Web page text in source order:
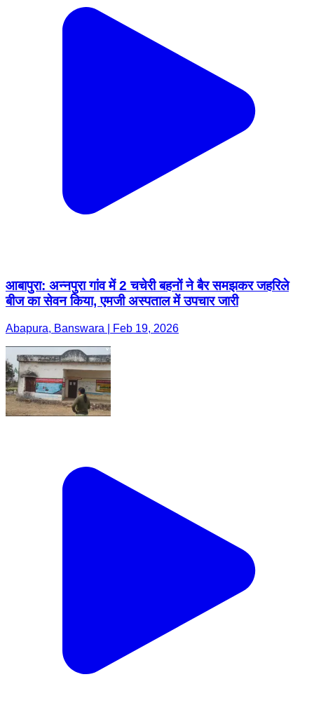
आबापुरा: अन्नपुरा गांव में 2 चचेरी बहनों ने बैर समझकर जहरिले
बीज का सेवन किया, एमजी अस्पताल में उपचार जारी
Abapura, Banswara | Feb 19, 2026